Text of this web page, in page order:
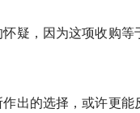
疑，因为这项收购等
出的选择，或许更能